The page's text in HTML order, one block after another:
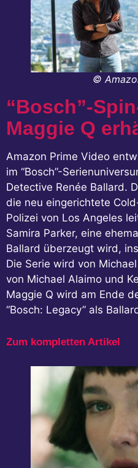
©
“Bosch”-
Maggie Q
Amazon Prime Video
im “Bosch”-
Detective Renée Ballard.
die neu eingerichtete
Polizei von Los Angeles
Samira Parker, eine
Ballard überzeugt wird,
Die Serie wird von
von Michael Alaimo und
Maggie Q wird am Ende
“Bosch: Legacy” als
Zum kompletten Artikel